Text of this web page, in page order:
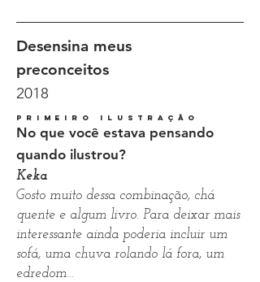
primeiro ilustração
No que você estava pensando
quando ilustrou?
Desensina meus
preconceitos
2018
Gosto muito dessa combinação, chá
quente e algum livro. Para deixar mais
interessante ainda poderia incluir um
sofá, uma chuva rolando lá fora, um
edredom…
Keka